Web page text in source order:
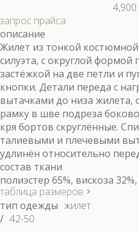
запрос прайса
описание
Жилет из тонкой
силуэта, с округлой
застёжкой на две петли и
кнопки. Детали переда с
вытачками до низа
рамку в шве подреза
кря бортов скруглённые.
талиевыми и плечевыми
удлинён относительно
состав ткани
полиэстер 65%, вискоза
таблица размеров
тип одежды жилет
/ 42-50